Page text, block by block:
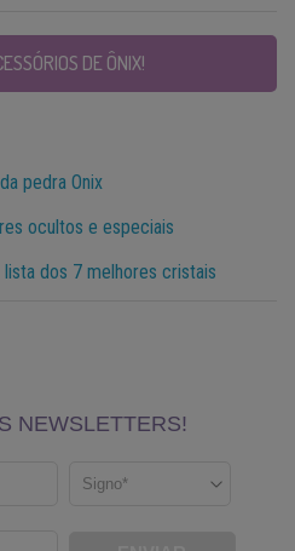
DE ÔNIX!
pedra Onix
ocultos e especiais
dos 7 melhores cristais